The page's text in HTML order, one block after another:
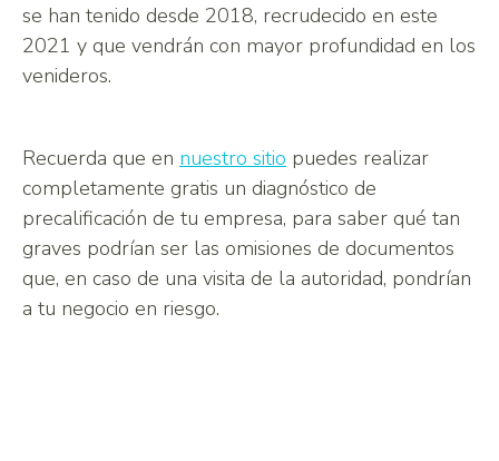
se han tenido desde 2018, recrudecido en este
2021 y que vendrán con mayor profundidad en los
venideros.
Recuerda que en nuestro sitio puedes realizar
completamente gratis un diagnóstico de
precalificación de tu empresa, para saber qué tan
graves podrían ser las omisiones de documentos
que, en caso de una visita de la autoridad, pondrían
a tu negocio en riesgo.